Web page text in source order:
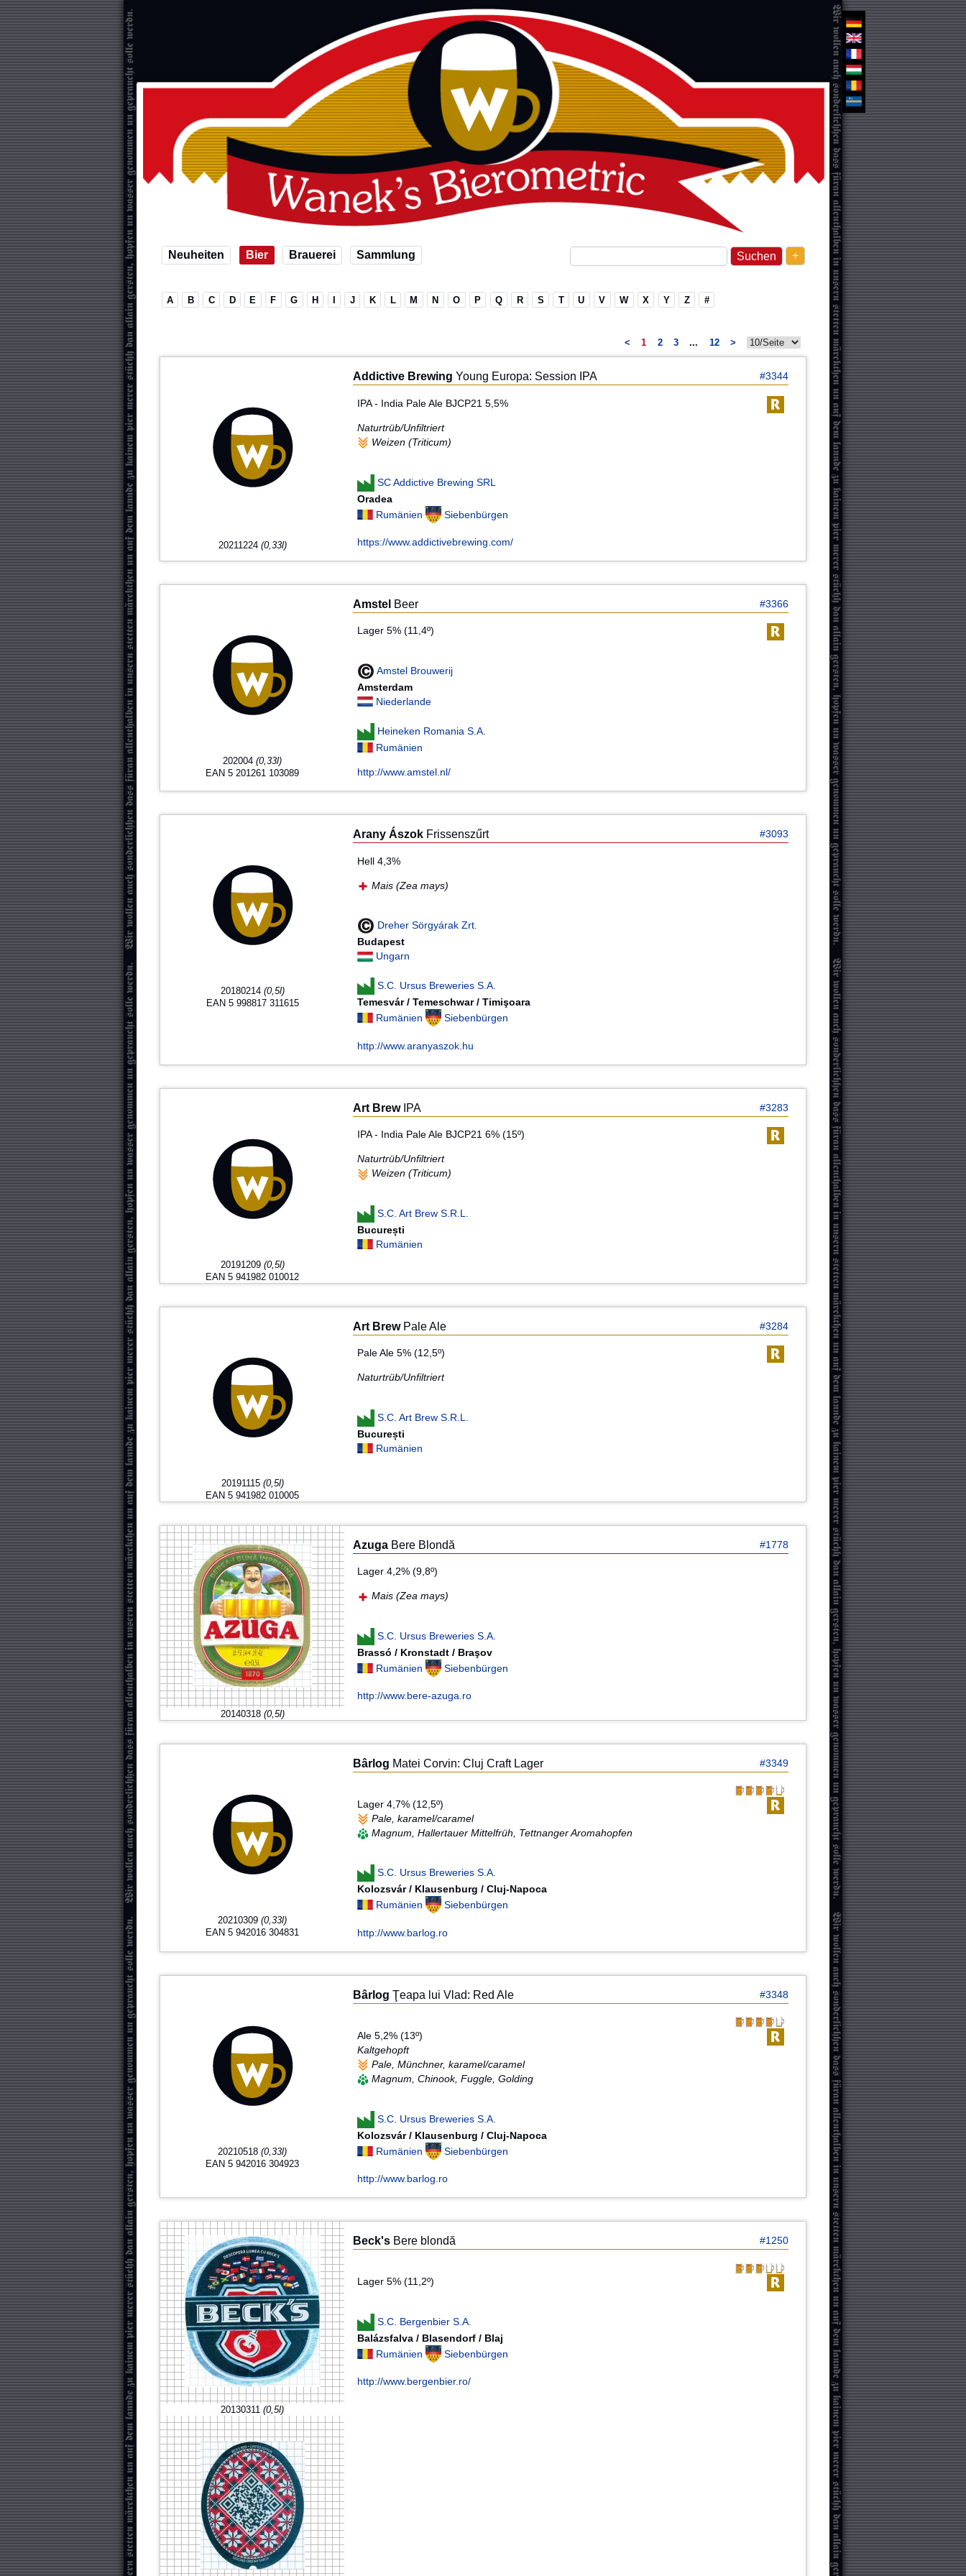
+
Neuheiten Bier Brauerei Sammlung
A B C D E F G H J K L M N O P Q R S T U V W X Y Z #
< 1 2 3 ... 12 >
20211224 (0,33l)
Addictive Brewing Young Europa: Session IPA #3344
IPA - India Pale Ale BJCP21 5,5%
Naturtrüb/Unfiltriert
Weizen (Triticum)
SC Addictive Brewing SRL
Oradea
Rumänien
Siebenbürgen
https://www.addictivebrewing.com/
202004 (0,33l)
EAN 5 201261 103089
Amstel Beer #3366
Lager 5% (11,4º)
Amstel Brouwerij
Amsterdam
Niederlande
Heineken Romania S.A.
Rumänien
http://www.amstel.nl/
20180214 (0,5l)
EAN 5 998817 311615
Arany Ászok Frissenszűrt #3093
Hell 4,3%
Mais (Zea mays)
Dreher Sörgyárak Zrt.
Budapest
Ungarn
S.C. Ursus Breweries S.A.
Temesvár / Temeschwar / Timişoara
Rumänien
Siebenbürgen
http://www.aranyaszok.hu
20191209 (0,5l)
EAN 5 941982 010012
Art Brew IPA #3283
IPA - India Pale Ale BJCP21 6% (15º)
Naturtrüb/Unfiltriert
Weizen (Triticum)
S.C. Art Brew S.R.L.
București
Rumänien
20191115 (0,5l)
EAN 5 941982 010005
Art Brew Pale Ale #3284
Pale Ale 5% (12,5º)
Naturtrüb/Unfiltriert
S.C. Art Brew S.R.L.
București
Rumänien
20140318 (0,5l)
Azuga Bere Blondă #1778
Lager 4,2% (9,8º)
Mais (Zea mays)
S.C. Ursus Breweries S.A.
Brassó / Kronstadt / Braşov
Rumänien
Siebenbürgen
http://www.bere-azuga.ro
20210309 (0,33l)
EAN 5 942016 304831
Bârlog Matei Corvin: Cluj Craft Lager #3349
Lager 4,7% (12,5º)
Pale, karamel/caramel
Magnum, Hallertauer Mittelfrüh, Tettnanger Aromahopfen
S.C. Ursus Breweries S.A.
Kolozsvár / Klausenburg / Cluj-Napoca
Rumänien
Siebenbürgen
http://www.barlog.ro
20210518 (0,33l)
EAN 5 942016 304923
Bârlog Ţeapa lui Vlad: Red Ale #3348
Ale 5,2% (13º)
Kaltgehopft
Pale, Münchner, karamel/caramel
Magnum, Chinook, Fuggle, Golding
S.C. Ursus Breweries S.A.
Kolozsvár / Klausenburg / Cluj-Napoca
Rumänien
Siebenbürgen
http://www.barlog.ro
20130311 (0,5l)
Beck's Bere blondă #1250
Lager 5% (11,2º)
S.C. Bergenbier S.A.
Balázsfalva / Blasendorf / Blaj
Rumänien
Siebenbürgen
http://www.bergenbier.ro/